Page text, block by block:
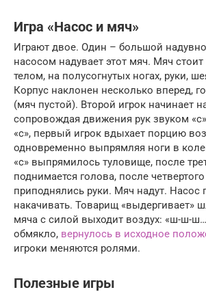
Игра «Насос и мяч»
Играют двое. Один – большой
насосом надувает этот мяч. Мяч
телом, на полусогнутых ногах, руки,
Корпус наклонен несколько вперед,
(мяч пустой). Второй игрок начинает
сопровождая движения рук звуком
«с», первый игрок вдыхает порцию
одновременно выпрямляя ноги в
«с» выпрямилось туловище, после
поднимается голова, после
приподнялись руки. Мяч надут. Насос
накачивать. Товарищ «выдергивает»
мяча с силой выходит воздух: «ш-ш-
обмякло, вернулось в исходное
игроки меняются ролями.
Полезные игры